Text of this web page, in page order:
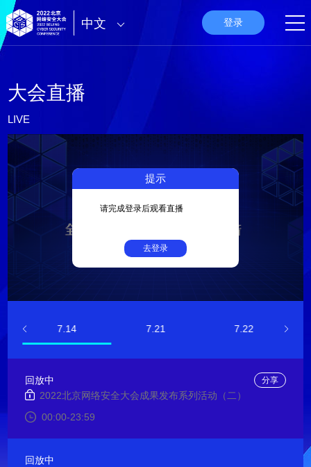
中文 登录
大会直播
LIVE
提示
请完成登录后观看直播
去登录
7.14 7.21 7.22
回放中
2022北京网络安全大会成果发布系列活动（二）
00:00-23:59
分享
回放中